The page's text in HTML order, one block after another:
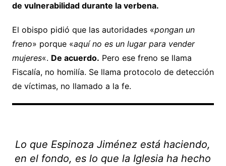
de vulnerabilidad durante la verbena.
El obispo pidió que las autoridades «pongan un
freno» porque «aquí no es un lugar para vender
mujeres«. De acuerdo. Pero ese freno se llama
Fiscalía, no homilía. Se llama protocolo de detección
de víctimas, no llamado a la fe.
Lo que Espinoza Jiménez está haciendo,
en el fondo, es lo que la Iglesia ha hecho